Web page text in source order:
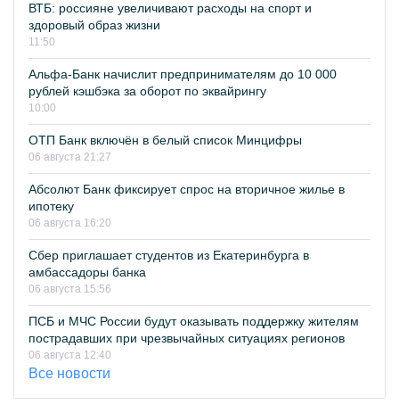
ВТБ: россияне увеличивают расходы на спорт и
здоровый образ жизни
11:50
Альфа-Банк начислит предпринимателям до 10 000
рублей кэшбэка за оборот по эквайрингу
10:00
ОТП Банк включён в белый список Минцифры
06 августа 21:27
Абсолют Банк фиксирует спрос на вторичное жилье в
ипотеку
06 августа 16:20
Сбер приглашает студентов из Екатеринбурга в
амбассадоры банка
06 августа 15:56
ПСБ и МЧС России будут оказывать поддержку жителям
пострадавших при чрезвычайных ситуациях регионов
06 августа 12:40
Все новости